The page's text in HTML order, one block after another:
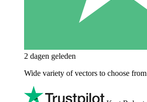
2 dagen geleden
Wide variety of vectors to choose from